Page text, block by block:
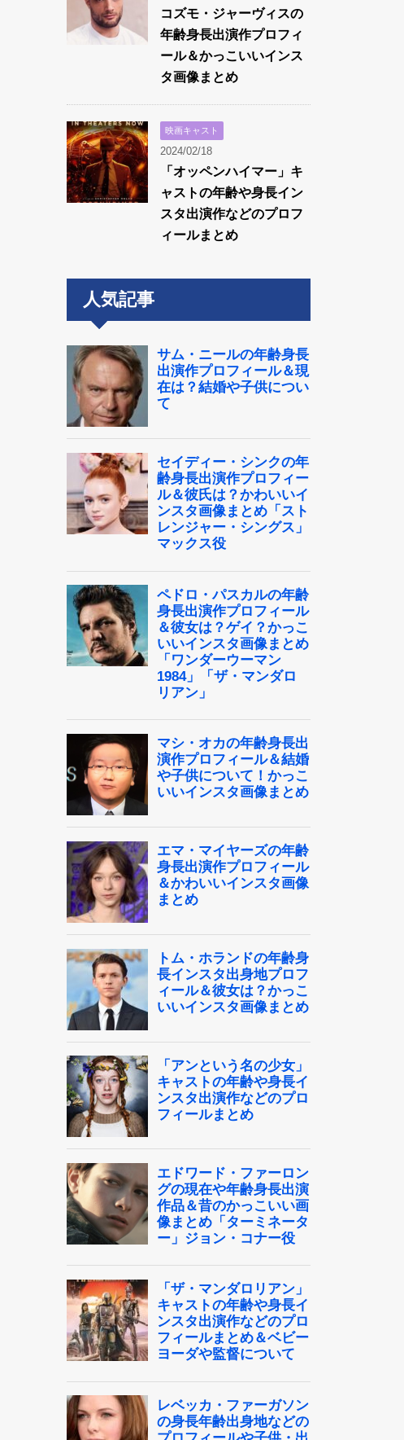
コズモ・ジャーヴィスの
年齢身長出演作プロフィ
ール＆かっこいいインス
タ画像まとめ
映画キャスト
2024/02/18
「オッペンハイマー」キ
ャストの年齢や身長イン
スタ出演作などのプロフ
ィールまとめ
人気記事